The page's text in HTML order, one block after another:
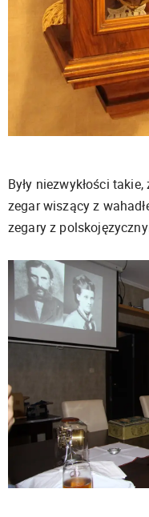
Były niezwykłości
zegar wiszący z
zegary z